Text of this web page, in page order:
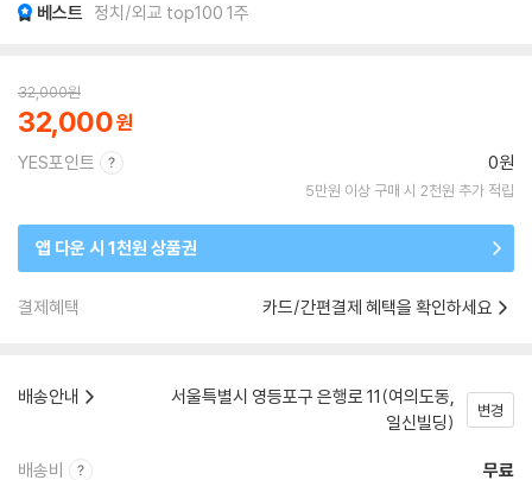
베스트 정치/외교 top100 1주
32,000원
32,000
YES포인트 0원
5만원 이상 구매 시 2천원 추가 적립
앱 다운 시 1천원 상품권
결제혜택 카드/간편결제 혜택을 확인하세요
배송안내
서울특별시 영등포구 은행로 11(여의도동,
일신빌딩)
변경
배송비 무료